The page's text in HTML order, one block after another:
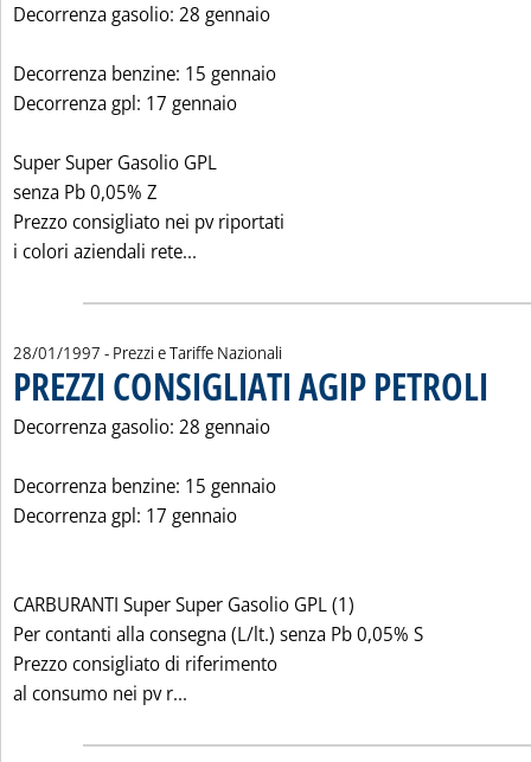
Decorrenza gasolio: 28 gennaio
Decorrenza benzine: 15 gennaio
Decorrenza gpl: 17 gennaio
Super Super Gasolio GPL
senza Pb 0,05% Z
Prezzo consigliato nei pv riportati
i colori aziendali rete...
28/01/1997 - Prezzi e Tariffe Nazionali
PREZZI CONSIGLIATI AGIP PETROLI
Decorrenza gasolio: 28 gennaio
Decorrenza benzine: 15 gennaio
Decorrenza gpl: 17 gennaio
CARBURANTI Super Super Gasolio GPL (1)
Per contanti alla consegna (L/lt.) senza Pb 0,05% S
Prezzo consigliato di riferimento
al consumo nei pv r...